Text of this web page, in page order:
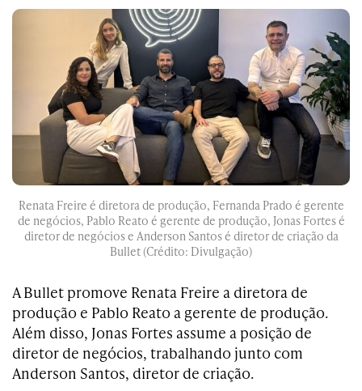
Renata Freire é diretora de produção, Fernanda Prado é gerente
de negócios, Pablo Reato é gerente de produção, Jonas Fortes é
diretor de negócios e Anderson Santos é diretor de criação da
Bullet (Crédito: Divulgação)
A Bullet promove Renata Freire a diretora de
produção e Pablo Reato a gerente de produção.
Além disso, Jonas Fortes assume a posição de
diretor de negócios, trabalhando junto com
Anderson Santos, diretor de criação.